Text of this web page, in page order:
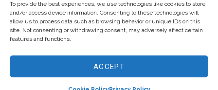
To provide the best experiences, we use technologies like cookies to store
and/or access device information. Consenting to these technologies will
allow us to process data such as browsing behavior or unique IDs on this
site. Not consenting or withdrawing consent, may adversely affect certain
features and functions.
ACCEPT
Copyright © 2026 Hobart Accueil